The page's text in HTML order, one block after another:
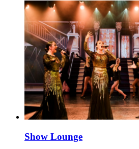
Show Lounge